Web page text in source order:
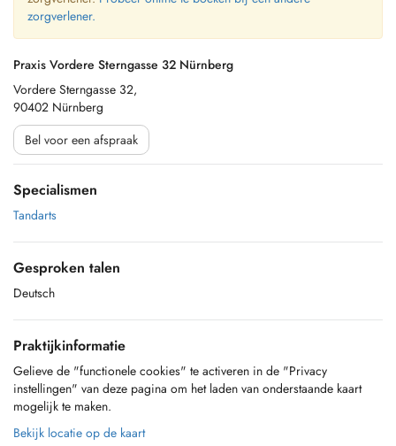
zorgverlener.
Praxis Vordere Sterngasse 32 Nürnberg
Vordere Sterngasse 32,
90402 Nürnberg
Bel voor een afspraak
Specialismen
Tandarts
Gesproken talen
Deutsch
Praktijkinformatie
Gelieve de "functionele cookies" te activeren in de "Privacy
instellingen" van deze pagina om het laden van onderstaande kaart
mogelijk te maken.
Bekijk locatie op de kaart